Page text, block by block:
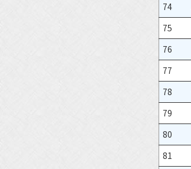
74
75
76
77
78
79
80
81